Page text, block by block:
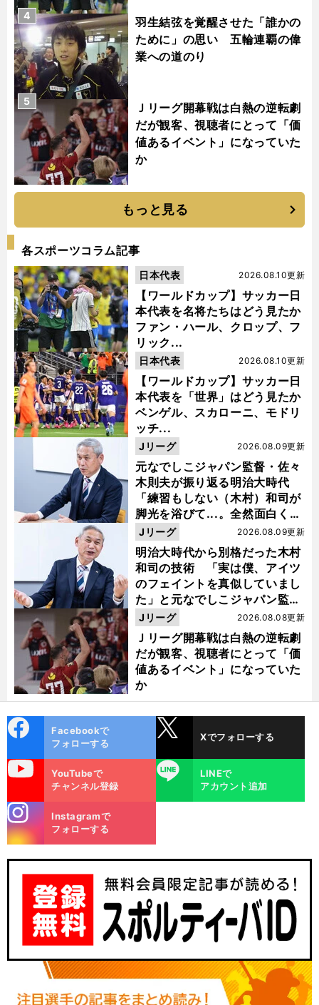
羽生結弦を覚醒させた「誰かの
ために」の思い 五輪連覇の偉
業への道のり
4
Ｊリーグ開幕戦は白熱の逆転劇
だが観客、視聴者にとって「価
値あるイベント」になっていた
か
5
もっと見る
各スポーツコラム記事
【ワールドカップ】サッカー日
本代表を名将たちはどう見たか
ファン・ハール、クロップ、フ
リック...
2026.08.10更新
日本代表
【ワールドカップ】サッカー日
本代表を「世界」はどう見たか
ベンゲル、スカローニ、モドリ
ッチ...
2026.08.10更新
日本代表
元なでしこジャパン監督・佐々
木則夫が振り返る明治大時代
「練習もしない（木村）和司が
脚光を浴びて...。全然面白くな
い４年間でした」
2026.08.09更新
Jリーグ
明治大時代から別格だった木村
和司の技術 「実は僕、アイツ
のフェイントを真似していまし
た」と元なでしこジャパン監
督・佐々木則夫
2026.08.09更新
Jリーグ
Ｊリーグ開幕戦は白熱の逆転劇
だが観客、視聴者にとって「価
値あるイベント」になっていた
か
2026.08.08更新
Jリーグ
ok
Facebookで
フォローする
Xでフォローする
YouTubeで
チャンネル登録
LINE
LINEで
アカウント追加
m
Instagramで
フォローする